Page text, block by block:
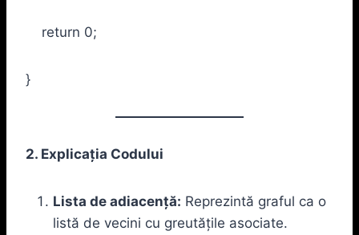
return 0;
}
2. Explicația Codului
Lista de adiacență: Reprezintă graful ca o
listă de vecini cu greutățile asociate.